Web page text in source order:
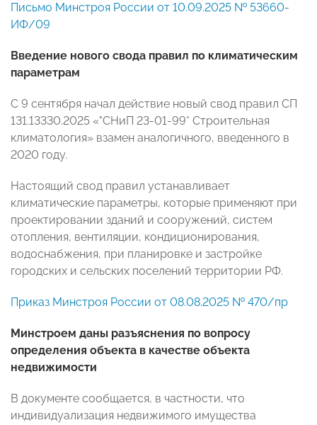
Письмо Минстроя России от 10.09.2025 № 53660-
ИФ/09
Введение нового свода правил по климатическим
параметрам
С 9 сентября начал действие новый свод правил СП
131.13330.2025 «"СНиП 23-01-99* Строительная
климатология» взамен аналогичного, введенного в
2020 году.
Настоящий свод правил устанавливает
климатические параметры, которые применяют при
проектировании зданий и сооружений, систем
отопления, вентиляции, кондиционирования,
водоснабжения, при планировке и застройке
городских и сельских поселений территории РФ.
Приказ Минстроя России от 08.08.2025 № 470/пр
Минстроем даны разъяснения по вопросу
определения объекта в качестве объекта
недвижимости
В документе сообщается, в частности, что
индивидуализация недвижимого имущества